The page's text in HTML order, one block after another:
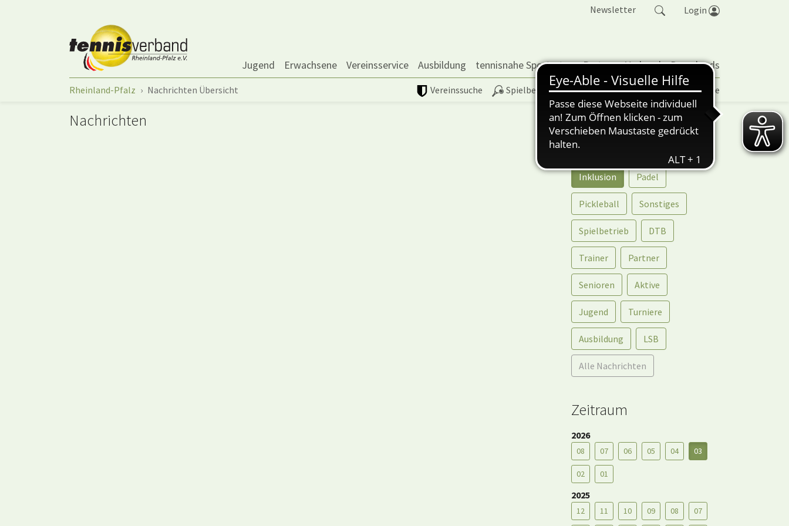
Newsletter Login
Jugend Erwachsene Vereinsservice Ausbildung tennisnahe Sportarten Partner Verband Downloads
Vereinssuche Spielbetrieb | TORP Vereinspokal Turniere
Sie sind hier:
Rheinland-Pfalz Nachrichten Übersicht
Nachrichten Kategorien
Return
Inklusion Padel
Pickleball Sonstiges
Spielbetrieb DTB
Trainer Partner
Senioren Aktive
Jugend Turniere
Ausbildung LSB
Alle Nachrichten
Zeitraum
2026
08 07 06 05 04 03
02 01
2025
12 11 10 09 08 07